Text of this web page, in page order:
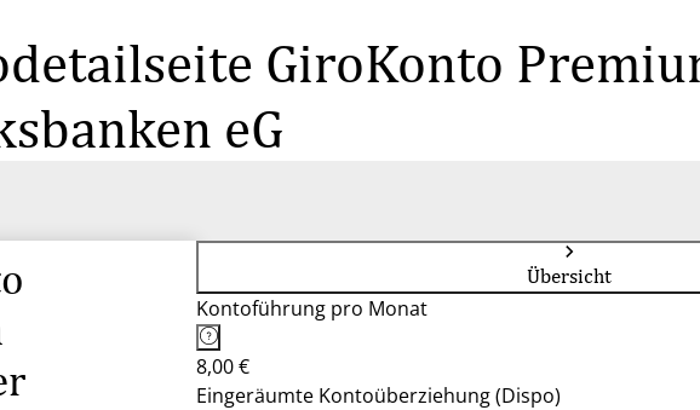
GiroKonto
eG
Übersicht
Kontoführung pro Monat
8,00 €
Eingeräumte Kontoüberziehung (Dispo)